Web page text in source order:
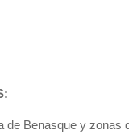
de Benasque y zonas